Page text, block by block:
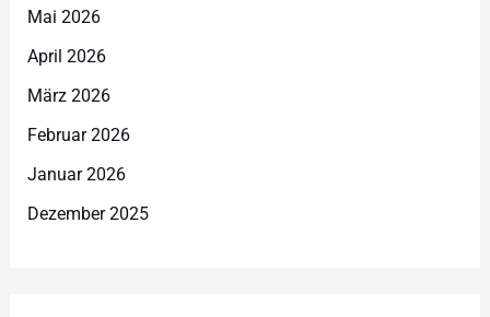
Mai 2026
April 2026
März 2026
Februar 2026
Januar 2026
Dezember 2025